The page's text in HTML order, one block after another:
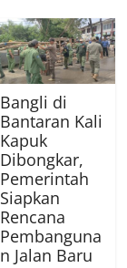
Bangli di
Bantaran Kali
Kapuk
Dibongkar,
Pemerintah
Siapkan
Rencana
Pembanguna
n Jalan Baru